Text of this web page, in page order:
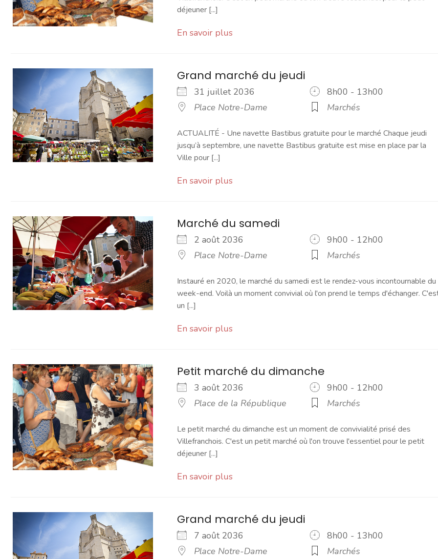
déjeuner [...]
En savoir plus
Grand marché du jeudi
31 juillet 2036
8h00 - 13h00
Place Notre-Dame
Marchés
ACTUALITÉ - Une navette Bastibus gratuite pour le marché Chaque jeudi
jusqu’à septembre, une navette Bastibus gratuite est mise en place par la
Ville pour [...]
En savoir plus
Marché du samedi
2 août 2036
9h00 - 12h00
Place Notre-Dame
Marchés
Instauré en 2020, le marché du samedi est le rendez-vous incontournable du
week-end. Voilà un moment convivial où l'on prend le temps d'échanger.
un [...]
En savoir plus
Petit marché du dimanche
3 août 2036
9h00 - 12h00
Place de la République
Marchés
Le petit marché du dimanche est un moment de convivialité prisé des
Villefranchois. C'est un petit marché où l'on trouve l'essentiel pour le petit
déjeuner [...]
En savoir plus
Grand marché du jeudi
7 août 2036
8h00 - 13h00
Place Notre-Dame
Marchés